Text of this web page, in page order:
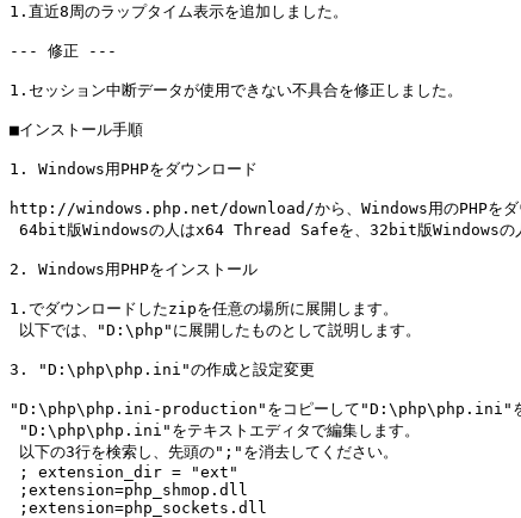
1.直近8周のラップタイム表示を追加しました。
--- 修正 ---
1.セッション中断データが使用できない不具合を修正しました。
■インストール手順
1. Windows用PHPをダウンロード
http://windows.php.net/download/から、Windows用のPHPをダウ
64bit版Windowsの人はx64 Thread Safeを、32bit版Windowsの
2. Windows用PHPをインストール
1.でダウンロードしたzipを任意の場所に展開します。
以下では、"D:\php"に展開したものとして説明します。
3. "D:\php\php.ini"の作成と設定変更
"D:\php\php.ini-production"をコピーして"D:\php\php.ini"を作
"D:\php\php.ini"をテキストエディタで編集します。
以下の3行を検索し、先頭の";"を消去してください。
; extension_dir = "ext"
;extension=php_shmop.dll
;extension=php_sockets.dll